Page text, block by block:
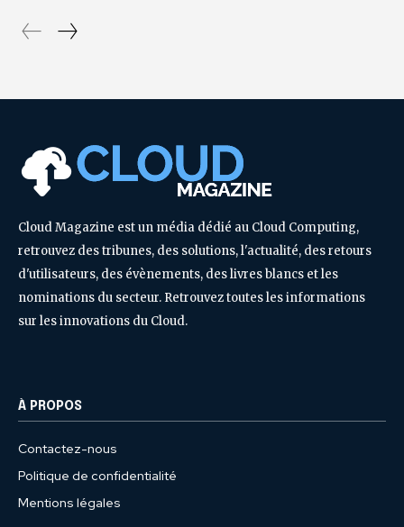
Cloud Magazine est un média dédié au Cloud Computing,
retrouvez des tribunes, des solutions, l'actualité, des retours
d'utilisateurs, des évènements, des livres blancs et les
nominations du secteur. Retrouvez toutes les informations
sur les innovations du Cloud.
À PROPOS
Contactez-nous
Politique de confidentialité
Mentions légales